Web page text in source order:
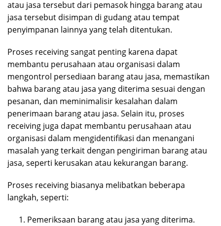
atau jasa tersebut dari pemasok hingga barang atau
jasa tersebut disimpan di gudang atau tempat
penyimpanan lainnya yang telah ditentukan.
Proses receiving sangat penting karena dapat
membantu perusahaan atau organisasi dalam
mengontrol persediaan barang atau jasa, memastikan
bahwa barang atau jasa yang diterima sesuai dengan
pesanan, dan meminimalisir kesalahan dalam
penerimaan barang atau jasa. Selain itu, proses
receiving juga dapat membantu perusahaan atau
organisasi dalam mengidentifikasi dan menangani
masalah yang terkait dengan pengiriman barang atau
jasa, seperti kerusakan atau kekurangan barang.
Proses receiving biasanya melibatkan beberapa
langkah, seperti:
Pemeriksaan barang atau jasa yang diterima.